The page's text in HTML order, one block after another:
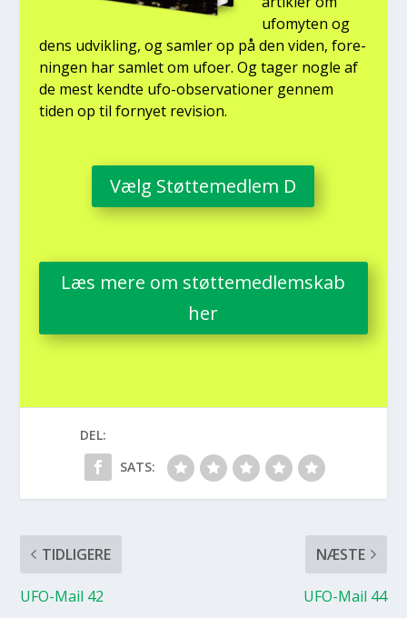
ufo­myten og
dens udvik­ling, og sam­ler op på den viden, for­e­
nin­gen har sam­let om ufo­er. Og tager nog­le af
de mest kend­te ufo-obser­va­tio­ner gen­nem
tiden op til for­ny­et revi­sion.
Vælg Støt­te­med­lem D
Læs mere om støt­te­med­lem­skab
her
DEL:
SATS:
TIDLIGERE
UFO-Mail 42
NÆSTE
UFO-Mail 44